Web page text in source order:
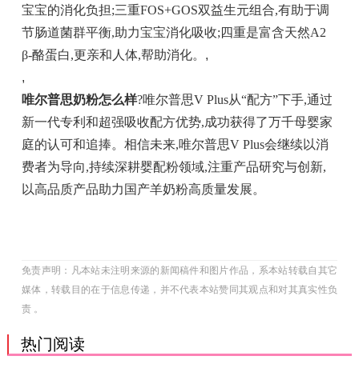
宝宝的消化负担;三重FOS+GOS双益生元组合,有助于调
节肠道菌群平衡,助力宝宝消化吸收;四重是富含天然A2
β-酪蛋白,更亲和人体,帮助消化。 ,
,
唯尔普思奶粉怎么样?唯尔普思V Plus从“配方”下手,通过
新一代专利和超强吸收配方优势,成功获得了万千母婴家
庭的认可和追捧。相信未来,唯尔普思V Plus会继续以消
费者为导向,持续深耕婴配粉领域,注重产品研究与创新,
以高品质产品助力国产羊奶粉高质量发展。
免责声明：凡本站未注明来源的新闻稿件和图片作品，系本站转载自其它
媒体，转载目的在于信息传递，并不代表本站赞同其观点和对其真实性负
责 。
热门阅读